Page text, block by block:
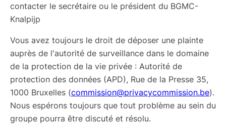
contacter le secrétaire ou le président du BGMC-
Knalpijp
Vous avez toujours le droit de déposer une plainte
auprès de l'autorité de surveillance dans le domaine
de la protection de la vie privée : Autorité de
protection des données (APD), Rue de la Presse 35,
1000 Bruxelles (commission@privacycommission.be).
Nous espérons toujours que tout problème au sein du
groupe pourra être discuté et résolu.